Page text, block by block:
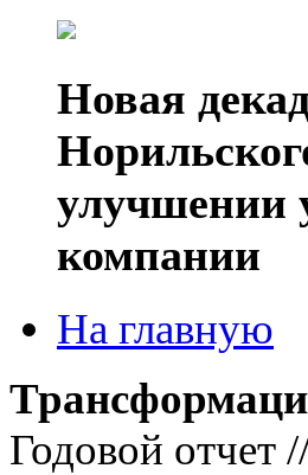
Новая
улучшении
компании
На главную
Годовой отчет